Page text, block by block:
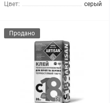
Цвет:
серый
Продано